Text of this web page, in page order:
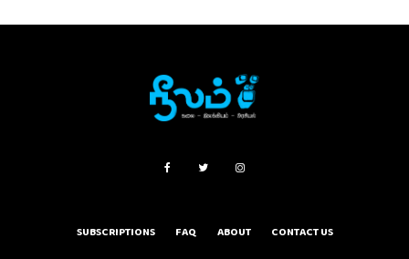
SUBSCRIPTIONS FAQ ABOUT CONTACT US